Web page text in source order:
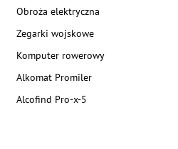
Obroża elektryczna
Zegarki wojskowe
Komputer rowerowy
Alkomat Promiler
Alcofind Pro-x-5